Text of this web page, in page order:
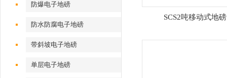
防爆电子地磅
防水防腐电子地磅
带斜坡电子地磅
单层电子地磅
SCS2吨移动式地磅